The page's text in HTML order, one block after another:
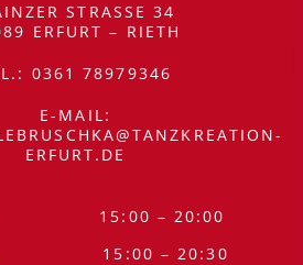
STRASSE 34
ERFURT – RIETH
0361 78979346
E-MAIL:
ERFURT.DE
15:00 – 20:00
15:00 – 20:30